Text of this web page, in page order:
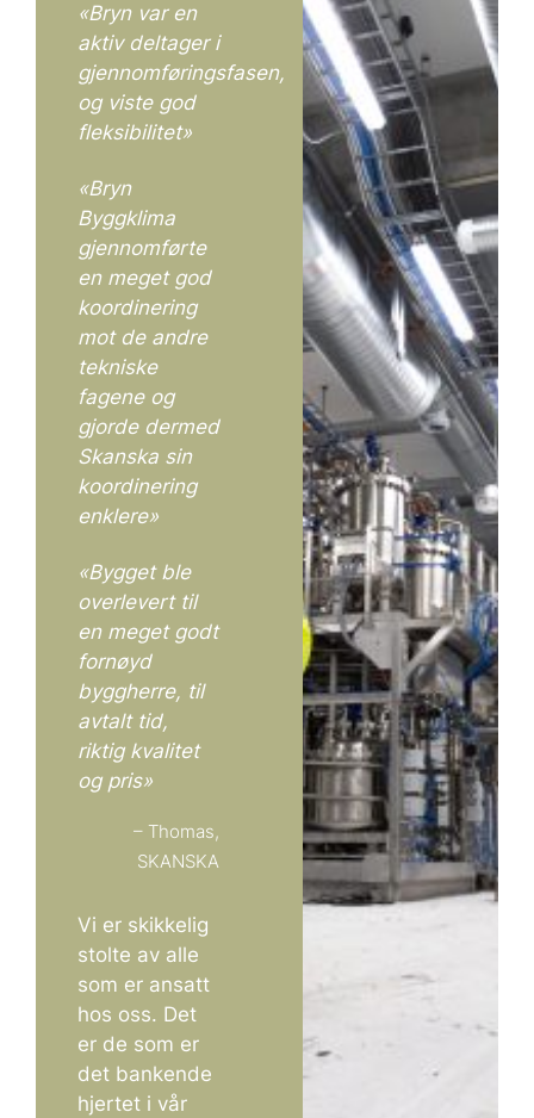
«Bryn var en
aktiv deltager i
gjennomføringsfasen,
og viste god
fleksibilitet»
«Bryn
Byggklima
gjennomførte
en meget god
koordinering
mot de andre
tekniske
fagene og
gjorde dermed
Skanska sin
koordinering
enklere»
«Bygget ble
overlevert til
en meget godt
fornøyd
byggherre, til
avtalt tid,
riktig kvalitet
og pris»
– Thomas,
SKANSKA
Vi er skikkelig
stolte av alle
som er ansatt
hos oss. Det
er de som er
det bankende
hjertet i vår